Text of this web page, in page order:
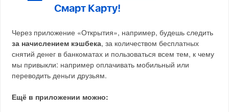
Смарт Карту!
Через приложение «Открытия», например, будешь следить
за начислением кэшбека, за количеством бесплатных
снятий денег в банкоматах и пользоваться всем тем, к чему
мы привыкли: например оплачивать мобильный или
переводить деньги друзьям.
Ещё в приложении можно: